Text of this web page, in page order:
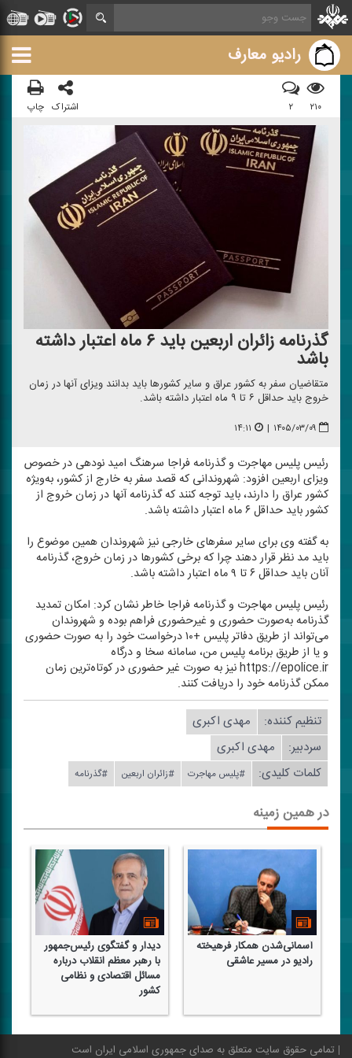
رادیو معارف
۲۱۰ ۲ اشتراک چاپ
گذرنامه زائران اربعین باید ۶ ماه اعتبار داشته
باشد
متقاضیان سفر به كشور عراق و سایر كشور‌ها باید بدانند ویزای آنها در زمان
خروج باید حداقل ۶ تا ۹ ماه اعتبار داشته باشد.
۱۴۰۵/۰۳/۰۹ | ۱۴:۱۱
رئیس پلیس مهاجرت و گذرنامه فراجا سرهنگ امید نودهی در خصوص
ویزای اربعین افزود: شهروندانی كه قصد سفر به خارج از كشور، به‌ویژه
كشور عراق را دارند، باید توجه كنند كه گذرنامه آنها در زمان خروج از
كشور باید حداقل ۶ ماه اعتبار داشته باشد.
به گفته وی برای سایر سفر‌های خارجی نیز شهروندان همین موضوع را
باید مد نظر قرار دهند چرا كه برخی كشور‌ها در زمان خروج، گذرنامه
آنان باید حداقل ۶ تا ۹ ماه اعتبار داشته باشد.
رئیس پلیس مهاجرت و گذرنامه فراجا خاطر نشان كرد: امكان تمدید
گذرنامه به‌صورت حضوری و غیرحضوری فراهم بوده و شهروندان
می‌تواند از طریق دفاتر پلیس +۱۰ درخواست خود را به صورت حضوری
و یا از طریق برنامه پلیس من، سامانه سخا و درگاه
https://epolice.ir نیز به صورت غیر حضوری در كوتاه‌ترین زمان
ممكن گذرنامه خود را دریافت كنند.
تنظیم كننده:
مهدی اكبری
سردبیر:
مهدی اكبری
کلمات کلیدی:
#پلیس مهاجرت #زائران اربعین #گذرنامه
در همین زمینه
آسمانی‌شدن همكار فرهیخته
رادیو در مسیر عاشقی
دیدار و گفتگوی رئیس‌جمهور
با رهبر معظم انقلاب درباره
مسائل اقتصادی و نظامی
كشور
تمامی حقوق سایت متعلق به صدای جمهوری اسلامی ایران است